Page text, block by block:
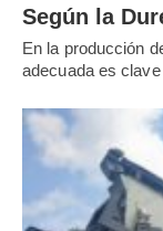
Según la
En la producción
adecuada es